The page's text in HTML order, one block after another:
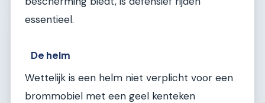
essentieel.
De helm
Wettelijk is een helm niet verplicht voor een
brommobiel met een geel kenteken